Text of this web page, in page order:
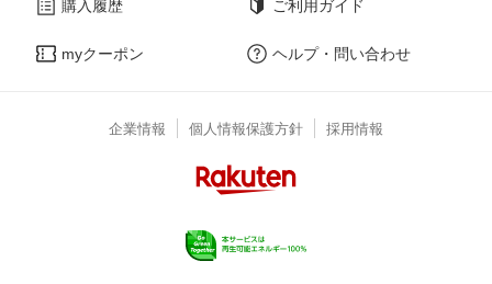
購入履歴
myクーポン
ご利用ガイド
ヘルプ・問い合わせ
企業情報 個人情報保護方針 採用情報